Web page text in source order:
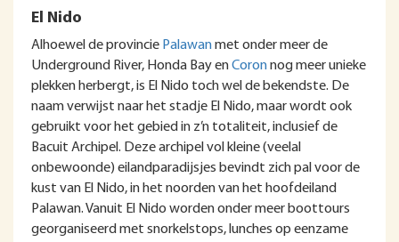
El Nido
Alhoewel de provincie Palawanmet onder meer de
Underground River, Honda Bay enCoronnog meer unieke
plekken herbergt, is El Nido toch wel de bekendste. De
naam verwijst naar het stadje El Nido, maar wordt ook
gebruikt voor het gebied in z’n totaliteit, inclusief de
Bacuit Archipel. Deze archipel vol kleine (veelal
onbewoonde) eilandparadijsjes bevindt zich pal voor de
kust van El Nido, in het noorden van het hoofdeiland
Palawan. Vanuit El Nido worden onder meer boottours
georganiseerd met snorkelstops, lunches op eenzame